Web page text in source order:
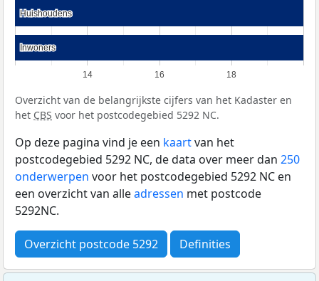
14 16 18
Huishoudens
Huishoudens
Inwoners
Inwoners
Overzicht van de belangrijkste cijfers van het Kadaster en
het CBS voor het postcodegebied 5292 NC.
Op deze pagina vind je een kaartvan het
postcodegebied 5292 NC, de data over meer dan 250
onderwerpen voor het postcodegebied 5292 NC en
een overzicht van alleadressen met postcode
5292NC.
Overzicht postcode 5292 Definities